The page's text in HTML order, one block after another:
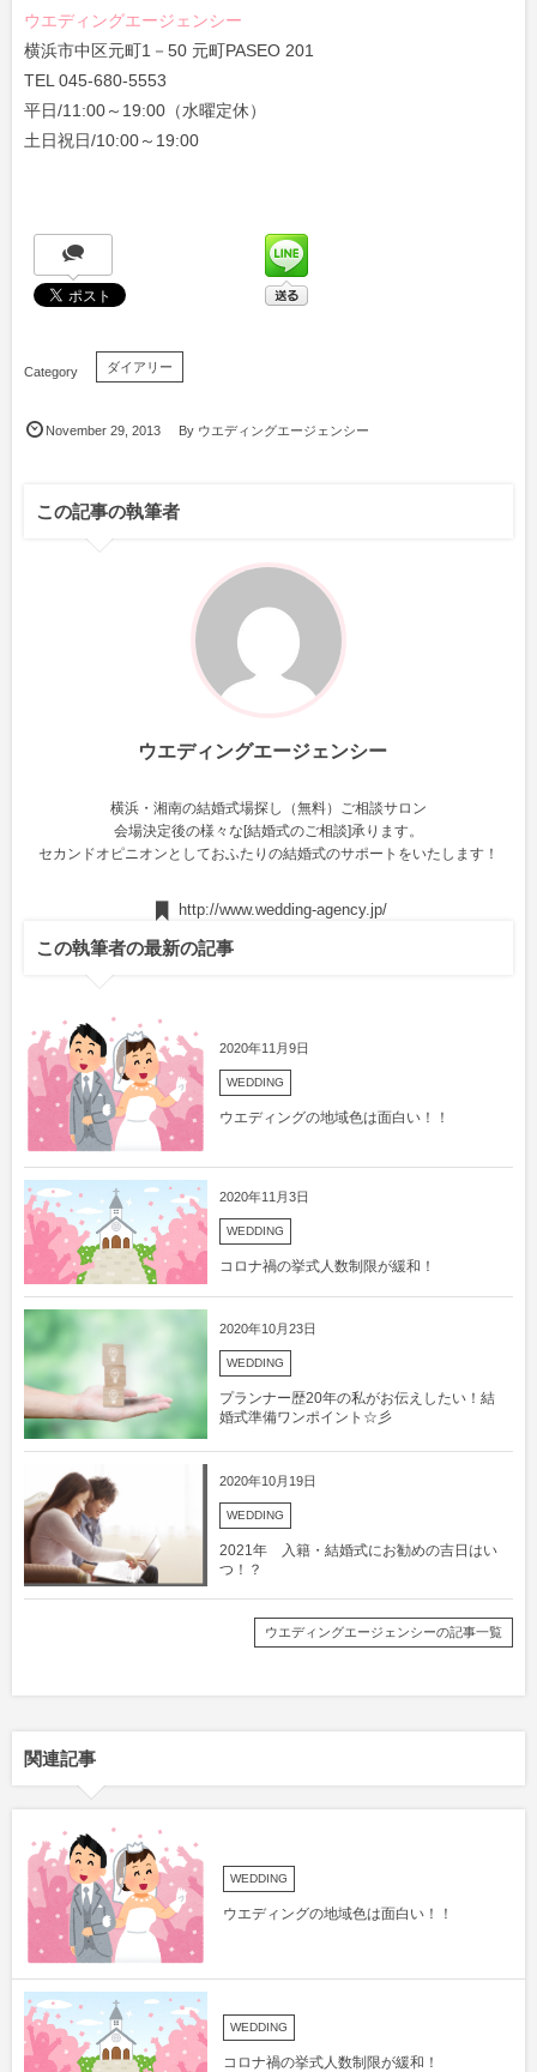
ウエディングエージェンシー
横浜市中区元町1－50 元町PASEO 201
TEL 045-680-5553
平日/11:00～19:00（水曜定休）
土日祝日/10:00～19:00
ダイアリー
November 29 ,2013 By ウエディングエージェンシー
この記事の執筆者
ウエディングエージェンシー
横浜・湘南の結婚式場探し（無料）ご相談サロン
会場決定後の様々な[結婚式のご相談]承ります。
セカンドオピニオンとしておふたりの結婚式のサポートをいたします！
http://www.wedding-agency.jp/
この執筆者の最新の記事
2020年11月9日
WEDDING
ウエディングの地域色は面白い！！
2020年11月3日
WEDDING
コロナ禍の挙式人数制限が緩和！
2020年10月23日
WEDDING
プランナー歴20年の私がお伝えしたい！結
婚式準備ワンポイント☆彡
2020年10月19日
WEDDING
2021年 入籍・結婚式にお勧めの吉日はい
つ！？
ウエディングエージェンシーの記事一覧
関連記事
WEDDING
ウエディングの地域色は面白い！！
WEDDING
コロナ禍の挙式人数制限が緩和！